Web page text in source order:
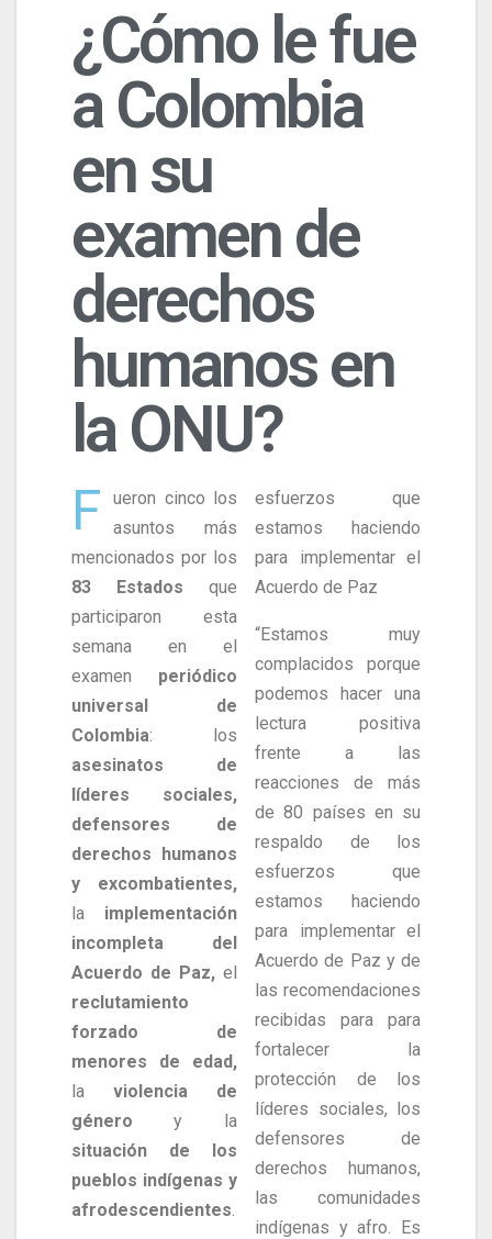
¿Cómo le fue
a Colombia
en su
examen de
derechos
humanos en
la ONU?
F
ueron cinco los
asuntos más
mencionados por los
83 Estados que
participaron esta
semana en el
examen periódico
universal de
Colombia: los
asesinatos de
líderes sociales,
defensores de
derechos humanos
y excombatientes,
la implementación
incompleta del
Acuerdo de Paz, el
reclutamiento
forzado de
menores de edad,
la violencia de
género y la
situación de los
pueblos indígenas y
afrodescendientes.
esfuerzos que
estamos haciendo
para implementar el
Acuerdo de Paz
“Estamos muy
complacidos porque
podemos hacer una
lectura positiva
frente a las
reacciones de más
de 80 países en su
respaldo de los
esfuerzos que
estamos haciendo
para implementar el
Acuerdo de Paz y de
las recomendaciones
recibidas para para
fortalecer la
protección de los
líderes sociales, los
defensores de
derechos humanos,
las comunidades
indígenas y afro. Es